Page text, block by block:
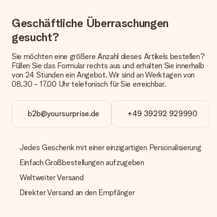
Derzeit können wir (noch) keine verschiedenen Lieferoptionen
anbieten. Das Geschenk, das bestellt wird, wird als Paket oder
Päckchen versendet. Möchtest du wissen, ob es als Paket
oder Päckchen geliefert wird, kontaktiere bitte unseren
Kundenservice.
Zahlung
Wie kann ich meine Bestellung bezahlen?
Kreditkarte oder auf Rechnung über Klarna. Bei einer
manuellen Überweisung verlängert sich die Lieferzeit des
Geschenk empfangen
Was, wenn das Geschenk meine Erwartungen nicht
erfüllt?
erfüllen, bitten wir dich, unseren Kundenservice zu
Geschäftliche Überraschungen
gesucht?
Sie möchten eine größere Anzahl dieses Artikels bestellen?
Füllen Sie das Formular rechts aus und erhalten Sie innerhalb
von 24 Stunden ein Angebot. Wir sind an Werktagen von
08.30 - 17.00 Uhr telefonisch für Sie erreichbar.
b2b@yoursurprise.de +49 39292 929990
Jedes Geschenk mit einer einzigartigen Personalisierung
Einfach Großbestellungen aufzugeben
Weltweiter Versand
Direkter Versand an den Empfänger